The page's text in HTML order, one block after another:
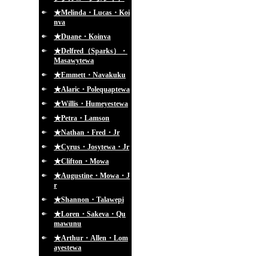
★Melinda・Lucas・Koi
nva
★Duane・Koinva
★Delfred（Sparks）・
Masawytewa
★Emmett・Navakuku
★Alaric・Polequaptewa
★Willis・Humeyestewa
★Petra・Lamson
★Nathan・Fred・Jr
★Cyrus・Josytewa・Jr
★Clifton・Mowa
★Augustine・Mowa・J
r
★Shannon・Talawepi
★Loren・Sakeva・Qu
mawunu
★Arthur・Allen・Lom
ayestewa